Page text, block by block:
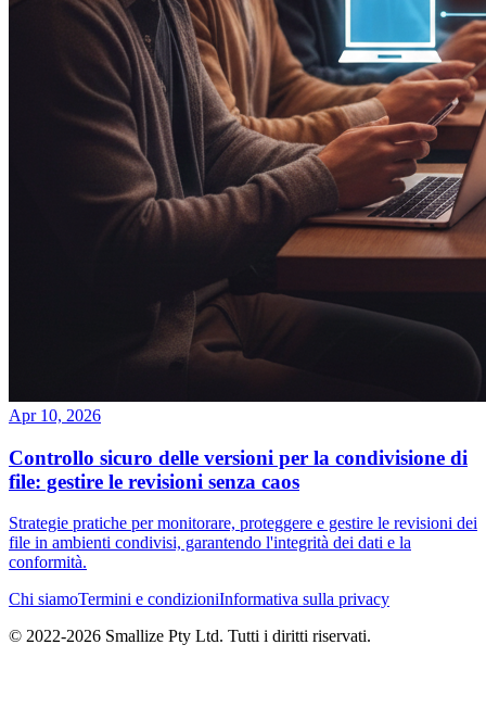
Apr 10, 2026
Controllo sicuro delle versioni per la condivisione di
file: gestire le revisioni senza caos
Strategie pratiche per monitorare, proteggere e gestire le revisioni dei
file in ambienti condivisi, garantendo l'integrità dei dati e la
conformità.
Chi siamoTermini e condizioniInformativa sulla privacy
© 2022-2026 Smallize Pty Ltd. Tutti i diritti riservati.